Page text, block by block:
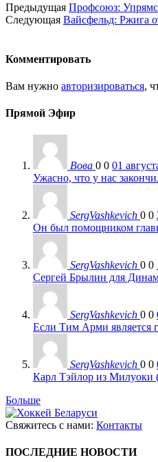
Предыдущая Профсоюз:
Следующая Вайсфельд: Ржига
Комментировать
Вам нужно авторизироваться,
Прямой Эфир
Вова 0 0 01
Ужасно, что у нас
SergVashkevich 0 0
Он был помощником
SergVashkevich 0 0
Сергей Брылин для
SergVashkevich 0 0
Если Тим Арми является
SergVashkevich 0 0
Карл Тэйлор из Милуоки
Больше
Свяжитесь с нами: Контакты
ПОСЛЕДНИЕ НОВОСТИ